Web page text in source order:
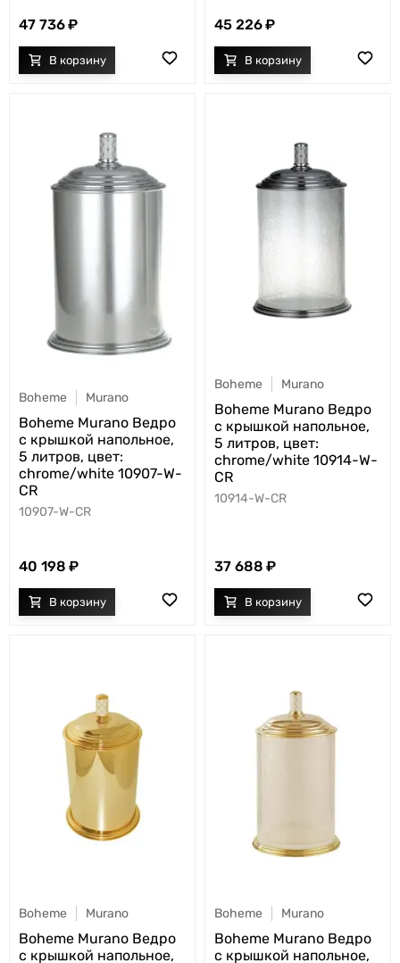
47 736 45 226
Boheme Murano
Boheme Murano Ведро
с крышкой напольное,
5 литров, цвет:
chrome/white 10907-W-
CR
10907-W-CR
40 198
Boheme Murano
Boheme Murano Ведро
с крышкой напольное,
5 литров, цвет:
chrome/white 10914-W-
CR
10914-W-CR
37 688
Boheme Murano
Boheme Murano Ведро
с крышкой напольное,
Boheme Murano
Boheme Murano Ведро
с крышкой напольное,